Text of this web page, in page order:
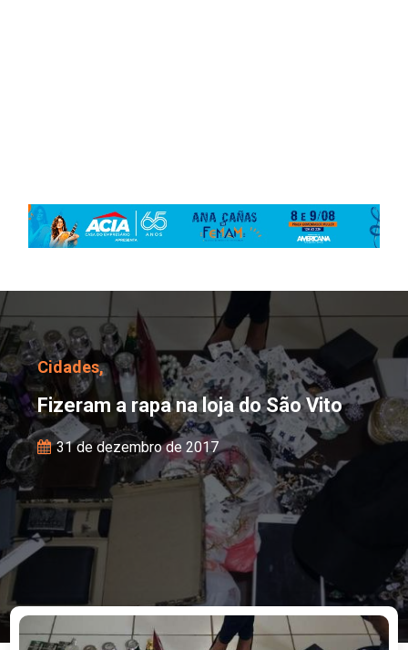
Fizeram a rapa na loja
Cidades,
Fizeram a rapa na loja do São Vito
31 de dezembro de 2017